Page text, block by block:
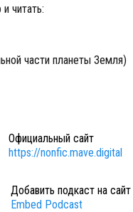
читать:
части планеты Земля)
Официальный сайт
https://nonfic.mave.digital
Добавить подкаст на сайт
Embed Podcast